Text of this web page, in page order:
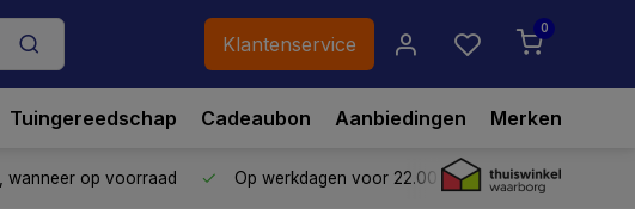
Klantenservice
0
Tuingereedschap Cadeaubon Aanbiedingen Merken
, wanneer op voorraad Op werkdagen voor 22.00 uur besteld,vandaag